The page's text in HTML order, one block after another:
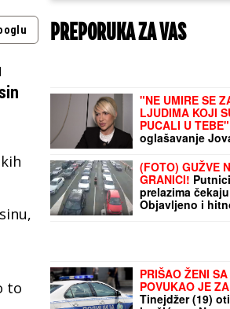
to
PREPORUKA ZA VAS
"NE UMIRE SE
LJUDIMA KOJI
PUCALI U TEBE"
oglašavanje
veridbe Dragana
Stankovića:
rade"
(FOTO) GUŽVE
GRANICI!
prelazima
Objavljeno i
PRIŠAO ŽENI
POVUKAO JE
Tinejdžer (19)